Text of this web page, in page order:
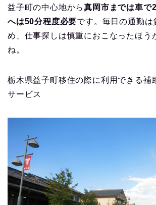
益子町の中心地から真岡市までは車で
へは50分程度必要です。毎日の通勤は
め、仕事探しは慎重におこなったほう
ね。
栃木県益子町移住の際に利用できる補
サービス